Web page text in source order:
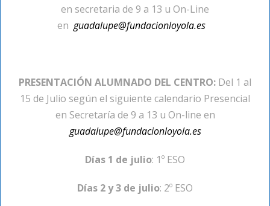
en secretaria de 9 a 13 u On-Line
en guadalupe@fundacionloyola.es
PRESENTACIÓN ALUMNADO DEL CENTRO: Del 1 al
15 de Julio según el siguiente calendario Presencial
en Secretaría de 9 a 13 u On-line en
guadalupe@fundacionloyola.es
Días 1 de julio: 1º ESO
Días 2 y 3 de julio: 2º ESO